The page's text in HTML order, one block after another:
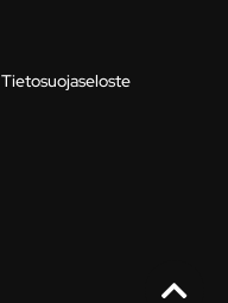
Tietosuojaseloste